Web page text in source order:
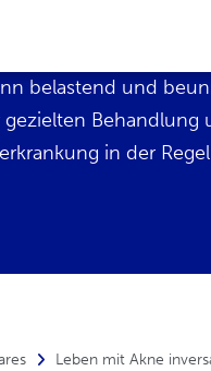
belastend und
gezielten Behandlung
in der
Leben mit Akne